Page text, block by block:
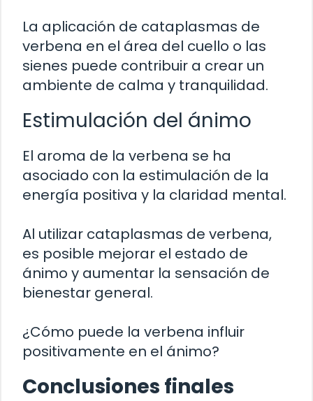
La aplicación de cataplasmas de
verbena en el área del cuello o las
sienes puede contribuir a crear un
ambiente de calma y tranquilidad.
Estimulación del ánimo
El aroma de la verbena se ha
asociado con la estimulación de la
energía positiva y la claridad mental.
Al utilizar cataplasmas de verbena,
es posible mejorar el estado de
ánimo y aumentar la sensación de
bienestar general.
¿Cómo puede la verbena influir
positivamente en el ánimo?
Conclusiones finales